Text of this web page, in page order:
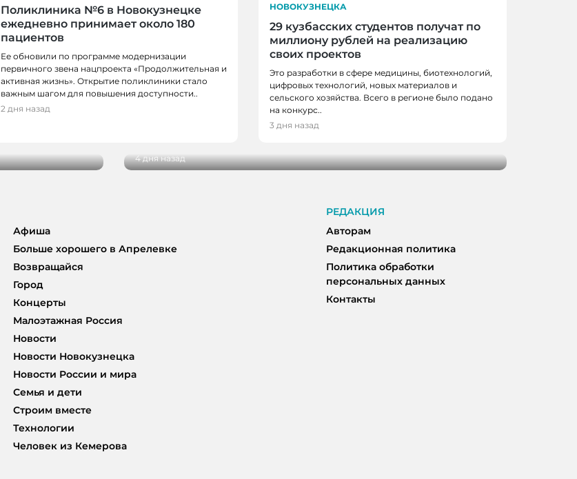
Поликлиника №6 в Новокузнецке
ежедневно принимает около 180
пациентов
Ее обновили по программе модернизации
первичного звена нацпроекта «Продолжительная и
активная жизнь». Открытие поликлиники стало
важным шагом для повышения доступности..
2 дня назад
НОВОКУЗНЕЦКА
29 кузбасских студентов получат по
миллиону рублей на реализацию
своих проектов
Это разработки в сфере медицины, биотехнологий,
цифровых технологий, новых материалов и
сельского хозяйства. Всего в регионе было подано
на конкурс..
3 дня назад
НОВОСТИ, НОВОСТИ КЕМЕРОВО, НОВОСТИ
НОВОКУЗНЕЦКА
В Кузбасс прибыл «Поезд Победы» с уникальной
4 дня назад
Афиша
Больше хорошего в Апрелевке
Возвращайся
Город
Концерты
Малоэтажная Россия
Новости
Новости Новокузнецка
Новости России и мира
Семья и дети
Строим вместе
Технологии
Человек из Кемерова
РЕДАКЦИЯ
Авторам
Редакционная политика
Политика обработки
персональных данных
Контакты